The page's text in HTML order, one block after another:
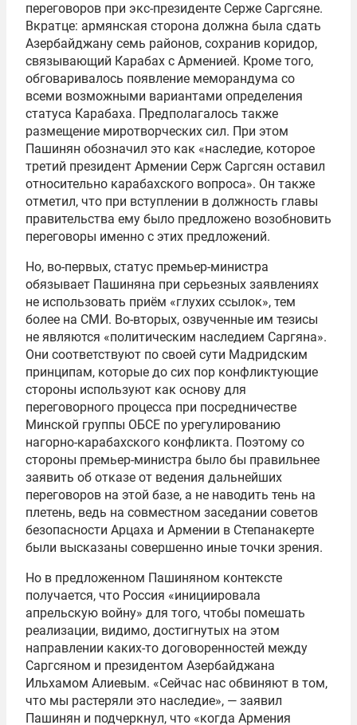
переговоров при экс-президенте Серже Саргсяне.
Вкратце: армянская сторона должна была сдать
Азербайджану семь районов, сохранив коридор,
связывающий Карабах с Арменией. Кроме того,
обговаривалось появление меморандума со
всеми возможными вариантами определения
статуса Карабаха. Предполагалось также
размещение миротворческих сил. При этом
Пашинян обозначил это как «наследие, которое
третий президент Армении Серж Саргсян оставил
относительно карабахского вопроса». Он также
отметил, что при вступлении в должность главы
правительства ему было предложено возобновить
переговоры именно с этих предложений.
Но, во-первых, статус премьер-министра
обязывает Пашиняна при серьезных заявлениях
не использовать приём «глухих ссылок», тем
более на СМИ. Во-вторых, озвученные им тезисы
не являются «политическим наследием Саргяна».
Они соответствуют по своей сути Мадридским
принципам, которые до сих пор конфликтующие
стороны используют как основу для
переговорного процесса при посредничестве
Минской группы ОБСЕ по урегулированию
нагорно-карабахского конфликта. Поэтому со
стороны премьер-министра было бы правильнее
заявить об отказе от ведения дальнейших
переговоров на этой базе, а не наводить тень на
плетень, ведь на совместном заседании советов
безопасности Арцаха и Армении в Степанакерте
были высказаны совершенно иные точки зрения.
Но в предложенном Пашиняном контексте
получается, что Россия «инициировала
апрельскую войну» для того, чтобы помешать
реализации, видимо, достигнутых на этом
направлении каких-то договоренностей между
Саргсяном и президентом Азербайджана
Ильхамом Алиевым. «Сейчас нас обвиняют в том,
что мы растеряли это наследие», — заявил
Пашинян и подчеркнул, что «когда Армения